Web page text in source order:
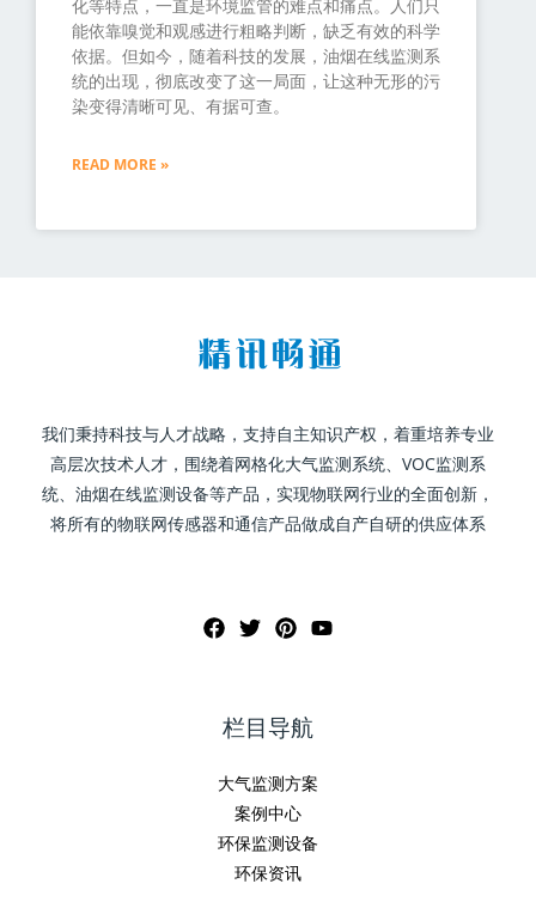
化等特点，一直是环境监管的难点和痛点。人们只
能依靠嗅觉和观感进行粗略判断，缺乏有效的科学
依据。但如今，随着科技的发展，油烟在线监测系
统的出现，彻底改变了这一局面，让这种无形的污
染变得清晰可见、有据可查。
READ MORE »
我们秉持科技与人才战略，支持自主知识产权，着重培养专业
高层次技术人才，围绕着网格化大气监测系统、VOC监测系
统、油烟在线监测设备等产品，实现物联网行业的全面创新，
将所有的物联网传感器和通信产品做成自产自研的供应体系
栏目导航
大气监测方案
案例中心
环保监测设备
环保资讯